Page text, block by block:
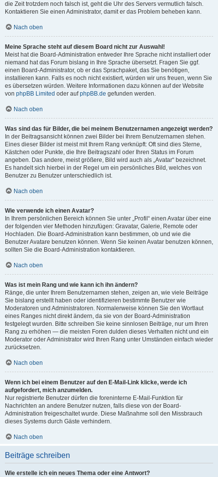
die Zeit trotzdem noch falsch ist, geht die Uhr des Servers vermutlich falsch.
Kontaktieren Sie einen Administrator, damit er das Problem beheben kann.
Nach oben
Meine Sprache steht auf diesem Board nicht zur Auswahl!
Meist hat die Board-Administration entweder Ihre Sprache nicht installiert oder
niemand hat das Forum bislang in Ihre Sprache übersetzt. Fragen Sie ggf.
einen Board-Administrator, ob er das Sprachpaket, das Sie benötigen,
installieren kann. Falls es noch nicht existiert, würden wir uns freuen, wenn Sie
es übersetzen würden. Weitere Informationen dazu können auf der Website
von phpBB Limited oder aufphpBB.de gefunden werden.
Nach oben
Was sind das für Bilder, die bei meinem Benutzernamen angezeigt werden?
In der Beitragsansicht können zwei Bilder bei Ihrem Benutzernamen stehen.
Eines dieser Bilder ist meist mit Ihrem Rang verknüpft: Oft sind dies Sterne,
Kästchen oder Punkte, die Ihre Beitragszahl oder Ihren Status im Forum
angeben. Das andere, meist größere, Bild wird auch als „Avatar“ bezeichnet.
Es handelt sich hierbei in der Regel um ein persönliches Bild, welches von
Benutzer zu Benutzer unterschiedlich ist.
Nach oben
Wie verwende ich einen Avatar?
In Ihrem persönlichen Bereich können Sie unter „Profil“ einen Avatar über eine
der folgenden vier Methoden hinzufügen: Gravatar, Galerie, Remote oder
Hochladen. Die Board-Administration kann bestimmen, ob und wie die
Benutzer Avatare benutzen können. Wenn Sie keinen Avatar benutzen können,
sollten Sie die Board-Administration kontaktieren.
Nach oben
Was ist mein Rang und wie kann ich ihn ändern?
Ränge, die unter Ihrem Benutzernamen stehen, zeigen an, wie viele Beiträge
Sie bislang erstellt haben oder identifizieren bestimmte Benutzer wie
Moderatoren und Administratoren. Normalerweise können Sie den Wortlaut
eines Ranges nicht direkt ändern, da sie von der Board-Administration
festgelegt wurden. Bitte schreiben Sie keine sinnlosen Beiträge, nur um Ihren
Rang zu erhöhen — die meisten Foren dulden dieses Verhalten nicht und ein
Moderator oder Administrator wird Ihren Rang unter Umständen einfach wieder
zurücksetzen.
Nach oben
Wenn ich bei einem Benutzer auf den E-Mail-Link klicke, werde ich
aufgefordert, mich anzumelden.
Nur registrierte Benutzer dürfen die foreninterne E-Mail-Funktion für
Nachrichten an andere Benutzer nutzen, falls diese von der Board-
Administration freigeschaltet wurde. Diese Maßnahme soll den Missbrauch
dieses Systems durch Gäste verhindern.
Nach oben
Beiträge schreiben
Wie erstelle ich ein neues Thema oder eine Antwort?